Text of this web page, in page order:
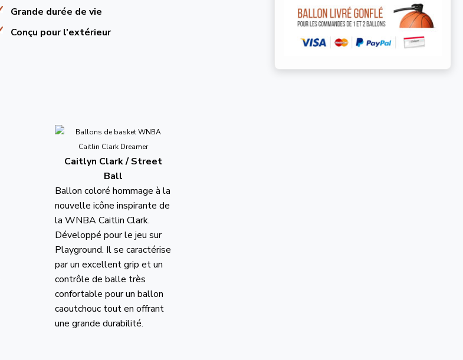
Grande durée de vie
Conçu pour l'extérieur
Caitlyn Clark / Street
Ball
Ballon coloré hommage à la
nouvelle icône inspirante de
la WNBA Caitlin Clark.
Développé pour le jeu sur
Playground. Il se caractérise
par un excellent grip et un
contrôle de balle très
confortable pour un ballon
caoutchouc tout en offrant
une grande durabilité.